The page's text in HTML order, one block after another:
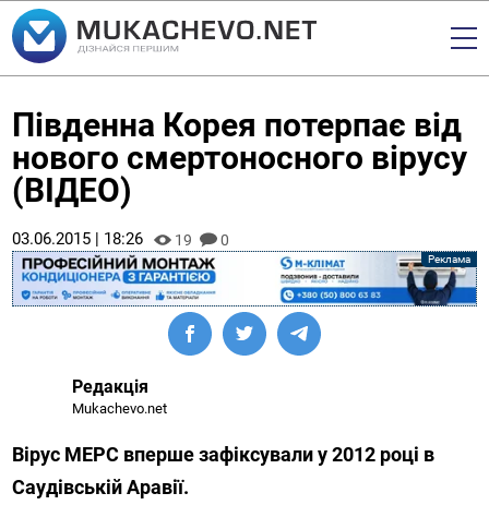
Південна Корея потерпає від
нового смертоносного вірусу
(ВІДЕО)
03.06.2015 | 18:26 19 0
Редакція
Mukachevo.net
Вірус МЕРС вперше зафіксували у 2012 році в
Саудівській Аравії.